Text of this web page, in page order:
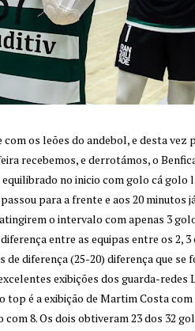
os leões do andebol, e desta vez
recebemos, e derrotámos, o
no inicio com golo cá golo
para a frente e aos 20 minutos
o intervalo com apenas 3
entre as equipas entre os 2, 3
diferença (25-20) diferença que se
exibições dos guarda-redes
é a exibição de Martim Costa com
8. Os dois obtiveram 23 dos 32